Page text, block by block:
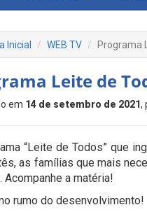
Inicial WEB TV Programa
Leite de
em 14 de setembro de 2021,
“Leite de Todos” que
as famílias que mais
Acompanhe a matéria!
rumo do desenvolvimento!